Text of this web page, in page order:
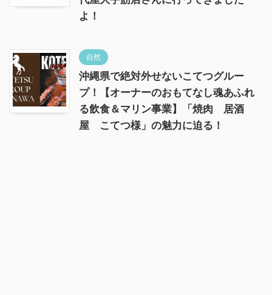
よ！
自然
沖縄県で絶対外せないこてつグルー
プ！【オーナーのおもてなし魂あふれ
る飲食＆マリン事業】「焼肉 居酒
屋 こてつ様」の魅力に迫る！